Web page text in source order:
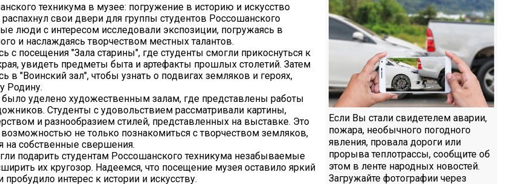
техникума в музее: погружение в историю и искусство
свои двери для группы студентов Россошанского
люди с интересом исследовали экспозиции, погружаясь в
и наслаждаясь творчеством местных талантов.
с посещения "Зала старины", где студенты смогли прикоснуться к
увидеть предметы быта и артефакты прошлых столетий. Затем
в "Воинский зал", чтобы узнать о подвигах земляков и героях,
Родину.
уделено художественным залам, где представлены работы
Студенты с удовольствием рассматривали картины,
и разнообразием стилей, представленных на выставке. Это
возможностью не только познакомиться с творчеством земляков,
на собственные свершения.
подарить студентам Россошанского техникума незабываемые
их кругозор. Надеемся, что посещение музея оставило яркий
пробудило интерес к истории и искусству.
Если Вы стали свидетелем аварии,
пожара, необычного погодного
явления, провала дороги или
прорыва теплотрассы, сообщите об
этом в ленте народных новостей.
Загружайте фотографии через